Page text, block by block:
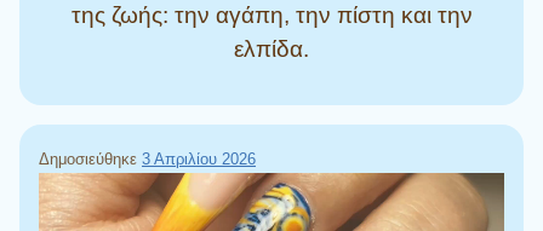
της ζωής: την αγάπη, την πίστη και την
ελπίδα.
Δημοσιεύθηκε 3 Απριλίου 2026
Πρόγραμμα
Αναπαραγωγής